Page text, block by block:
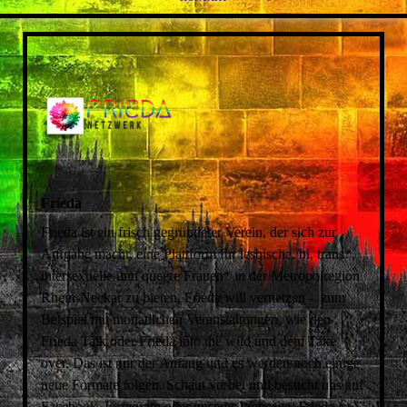
BENEFIZ VEREIN RHEIN-NECKAR
GAY & GREY
ÖKUMEN. AG HOMOSEXUELLE & KIRCHE (HUK) E.V.
ILSE
LESBENSTAMMTISCH MANNHEIM
MANNHEIM BEARS
MVD SPORTVEREIN
PLUS - PSYCHOLOGISCHE LESBEN- UND
SCHWULENBERATUNG
JUGEND VON PLUS
QZM
SPDQUEER
TRANSMÄNNER
TRANSTREFF MANNHEIM
VÖLKLINGER KREIS E.V., REGIONALGRUPPE
RHEIN/NECKAR
Frieda
Frieda ist ein frisch gegründeter Verein, der sich zur
Aufgabe macht, eine Plattform für lesbische, bi, trans*,
intersexuelle und queere Frauen* in der Metropolregion
Rhein-Neckar zu bieten. Frieda will vernetzen - zum
Beispiel mit monatlichen Veranstaltungen, wie den
Frieda Talk oder Frieda into the wild und dem Take
over. Das ist nur der Anfang und es werden noch einige
neue Formate folgen. Schaut vorbei und besucht uns auf